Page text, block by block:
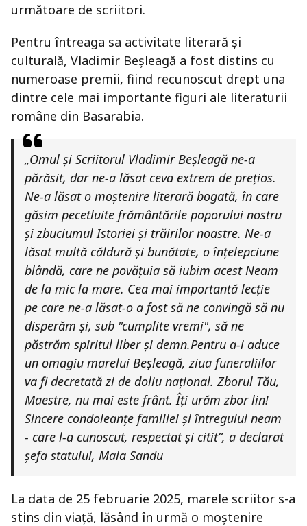
următoare de scriitori.
Pentru întreaga sa activitate literară și
culturală, Vladimir Beșleagă a fost distins cu
numeroase premii, fiind recunoscut drept una
dintre cele mai importante figuri ale literaturii
române din Basarabia.
„Omul și Scriitorul Vladimir Beșleagă ne-a
părăsit, dar ne-a lăsat ceva extrem de prețios.
Ne-a lăsat o moștenire literară bogată, în care
găsim pecetluite frământările poporului nostru
și zbuciumul Istoriei și trăirilor noastre. Ne-a
lăsat multă căldură și bunătate, o înțelepciune
blândă, care ne povățuia să iubim acest Neam
de la mic la mare. Cea mai importantă lecție
pe care ne-a lăsat-o a fost să ne convingă să nu
disperăm și, sub "cumplite vremi", să ne
păstrăm spiritul liber și demn.Pentru a-i aduce
un omagiu marelui Beșleagă, ziua funeraliilor
va fi decretată zi de doliu național. Zborul Tău,
Maestre, nu mai este frânt. Îți urăm zbor lin!
Sincere condoleanțe familiei și întregului neam
- care l-a cunoscut, respectat și citit”, a declarat
șefa statului, Maia Sandu
La data de 25 februarie 2025, marele scriitor s-a
stins din viață, lăsând în urmă o moștenire